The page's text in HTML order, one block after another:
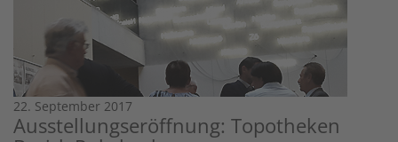
22. September 2017
Ausstellungseröffnung: Topotheken